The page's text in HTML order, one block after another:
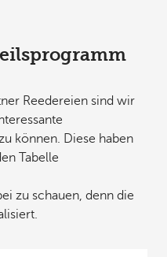
Reedereien sind wir
können. Diese haben
Tabelle
zu schauen, denn die